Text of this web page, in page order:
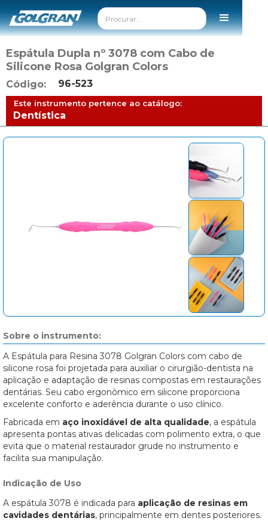
Espátula Dupla nº 3078 com Cabo de
Silicone Rosa Golgran Colors
Código: 96-523
Este instrumento pertence ao catálogo:
Dentística
Sobre o instrumento:
A Espátula para Resina 3078 Golgran Colors com cabo de
silicone rosa foi projetada para auxiliar o cirurgião-dentista na
aplicação e adaptação de resinas compostas em restaurações
dentárias. Seu cabo ergonômico em silicone proporciona
excelente conforto e aderência durante o uso clínico.
Fabricada em aço inoxidável de alta qualidade, a espátula
apresenta pontas ativas delicadas com polimento extra, o que
evita que o material restaurador grude no instrumento e
facilita sua manipulação.
Indicação de Uso
A espátula 3078 é indicada para aplicação de resinas em
cavidades dentárias, principalmente em dentes posteriores.